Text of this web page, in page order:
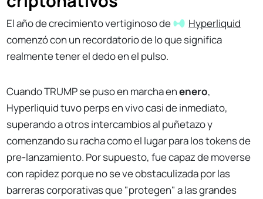
El año de crecimiento vertiginoso de
Hyperliquid
comenzó con un recordatorio de lo que significa
realmente tener el dedo en el pulso.
Cuando TRUMP se puso en marcha enenero,
Hyperliquid tuvo perps en vivo casi de inmediato,
superando a otros intercambios al puñetazo y
comenzando su racha como el lugar para los tokens de
pre-lanzamiento. Por supuesto, fue capaz de moverse
con rapidez porque no se ve obstaculizada por las
barreras corporativas que "protegen" a las grandes